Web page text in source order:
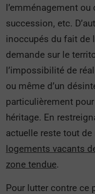
l’emménagement ou
succession, etc.
inoccupés du fait de
demande sur le
l’impossibilité de
ou même d’un
particulièrement
héritage. En
actuelle reste tout
logements vacants
zone tendue.
Pour lutter contre ce